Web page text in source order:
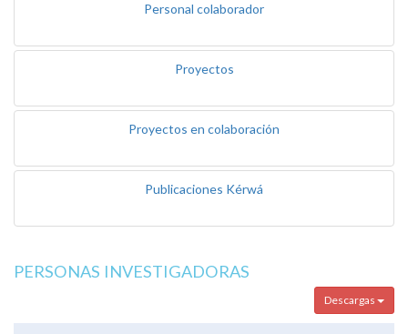
Personal colaborador
Proyectos
Proyectos en colaboración
Publicaciones Kérwá
PERSONAS INVESTIGADORAS
Descargas